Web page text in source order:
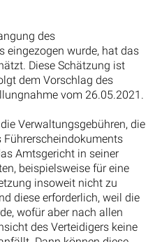
des
eingezogen wurde, hat das
Diese Schätzung ist
dem Vorschlag des
vom 26.05.2021.
Verwaltungsgebühren, die
Führerscheindokuments
Amtsgericht in seiner
beispielsweise für eine
insoweit nicht zu
diese erforderlich, weil die
wofür aber nach allen
des Verteidigers keine